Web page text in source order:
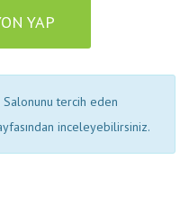
YAP
tercih eden
inceleyebilirsiniz.